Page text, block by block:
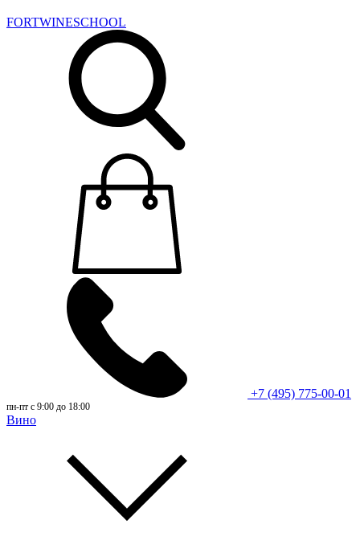
FORTWINESCHOOL
+7 (495) 775-00-01
пн-пт с 9:00 до 18:00
Вино